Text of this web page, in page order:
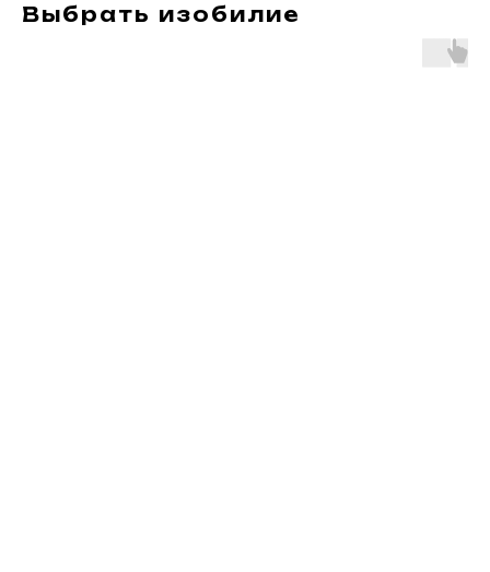
Выбрать изобилие